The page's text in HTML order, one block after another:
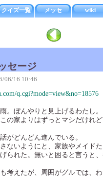
クイズ一覧 メッセ wiki
セージ
06/16 10:46
q.cgi?mode=view&no=18576
。ぼんやりと見上げるわたし。
の家よりはずっとマシだけれ
がどんどん進んでいる。
ないようにと、家族やメイド
られた。無いと困ると言うと
考えたが、周囲がグルでは、